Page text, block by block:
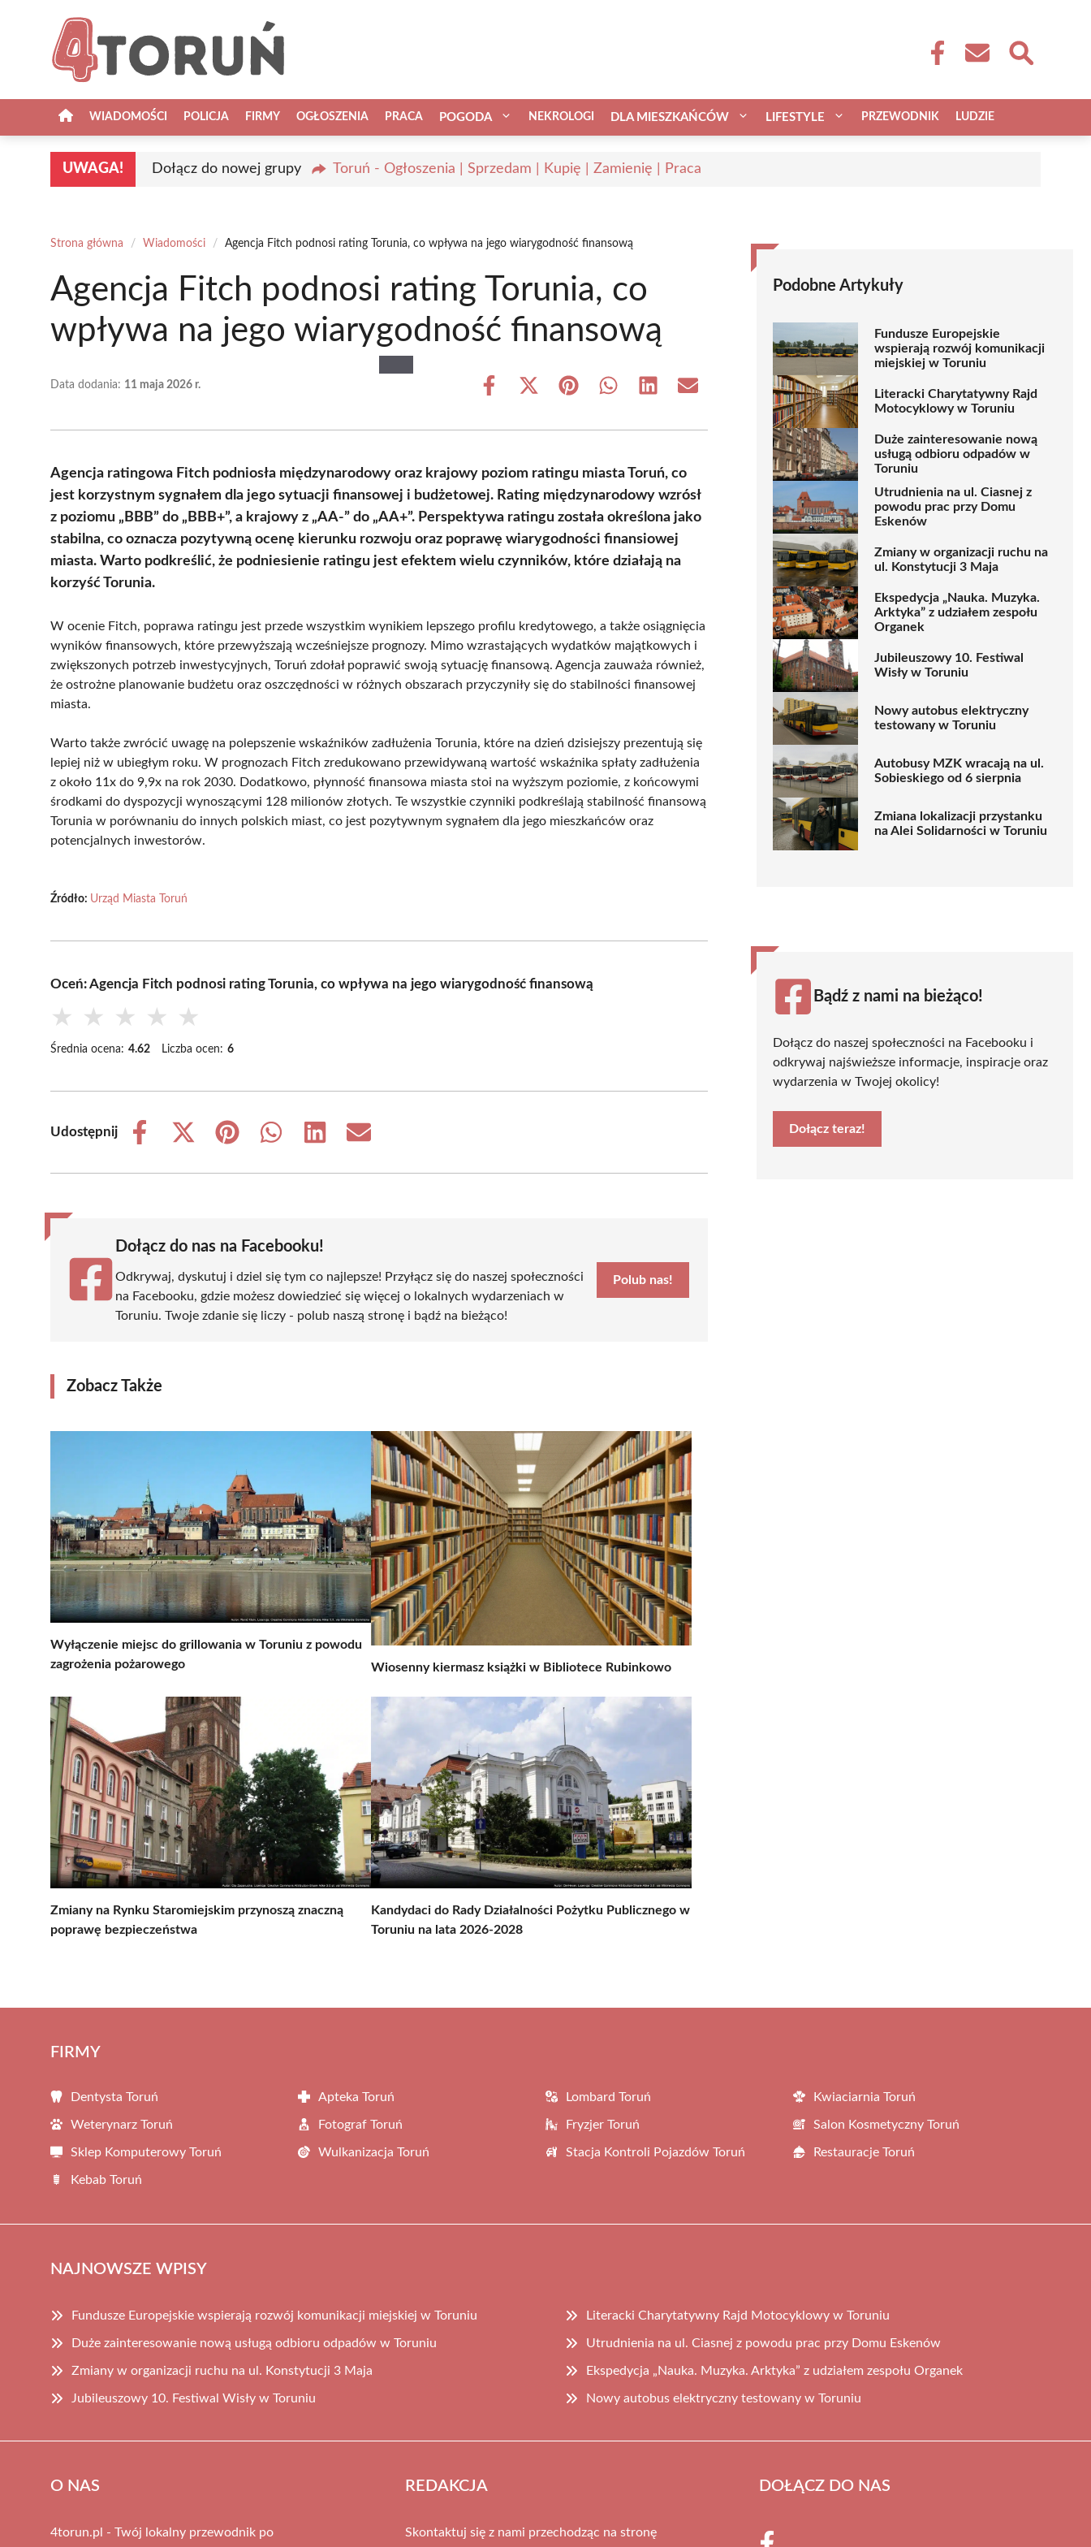
WIADOMOŚCI POLICJA FIRMY OGŁOSZENIA PRACA POGODA NEKROLOGI DLA MIESZKAŃCÓW LIFESTYLE PRZEWODNIK LUDZIE
UWAGA! Dołącz do nowej grupy Toruń - Ogłoszenia | Sprzedam | Kupię | Zamienię | Praca
Strona główna / Wiadomości / Agencja Fitch podnosi rating Torunia, co wpływa na jego wiarygodność finansową
Agencja Fitch podnosi rating Torunia, co
wpływa na jego wiarygodność finansową
Data dodania: 11 maja 2026 r.
Share
Share
(Twitter)
Share Share Share Share
Agencja ratingowa Fitch podniosła międzynarodowy oraz krajowy poziom ratingu miasta Toruń, co
jest korzystnym sygnałem dla jego sytuacji finansowej i budżetowej. Rating międzynarodowy wzrósł
z poziomu „BBB” do „BBB+”, a krajowy z „AA-” do „AA+”. Perspektywa ratingu została określona jako
stabilna, co oznacza pozytywną ocenę kierunku rozwoju oraz poprawę wiarygodności finansiowej
miasta. Warto podkreślić, że podniesienie ratingu jest efektem wielu czynników, które działają na
korzyść Torunia.
W ocenie Fitch, poprawa ratingu jest przede wszystkim wynikiem lepszego profilu kredytowego, a także osiągnięcia
wyników finansowych, które przewyższają wcześniejsze prognozy. Mimo wzrastających wydatków majątkowych i
zwiększonych potrzeb inwestycyjnych, Toruń zdołał poprawić swoją sytuację finansową. Agencja zauważa również,
że ostrożne planowanie budżetu oraz oszczędności w różnych obszarach przyczyniły się do stabilności finansowej
miasta.
Warto także zwrócić uwagę na polepszenie wskaźników zadłużenia Torunia, które na dzień dzisiejszy prezentują się
lepiej niż w ubiegłym roku. W prognozach Fitch zredukowano przewidywaną wartość wskaźnika spłaty zadłużenia
z około 11x do 9,9x na rok 2030. Dodatkowo, płynność finansowa miasta stoi na wyższym poziomie, z końcowymi
środkami do dyspozycji wynoszącymi 128 milionów złotych. Te wszystkie czynniki podkreślają stabilność finansową
Torunia w porównaniu do innych polskich miast, co jest pozytywnym sygnałem dla jego mieszkańców oraz
potencjalnych inwestorów.
Źródło: Urząd Miasta Toruń
Oceń: Agencja Fitch podnosi rating Torunia, co wpływa na jego wiarygodność finansową
★ ★ ★ ★ ★
Średnia ocena: 4.62 Liczba ocen: 6
Udostępnij
Share
Share
(Twitter)
Share
Share
Share
Share
Dołącz do nas na Facebooku!
Odkrywaj, dyskutuj i dziel się tym co najlepsze! Przyłącz się do naszej społeczności
na Facebooku, gdzie możesz dowiedzieć się więcej o lokalnych wydarzeniach w
Toruniu. Twoje zdanie się liczy - polub naszą stronę i bądź na bieżąco!
Polub nas!
Zobacz Także
Wyłączenie miejsc do grillowania w Toruniu z powodu
zagrożenia pożarowego
Wiosenny kiermasz książki w Bibliotece Rubinkowo
Zmiany na Rynku Staromiejskim przynoszą znaczną
poprawę bezpieczeństwa
Kandydaci do Rady Działalności Pożytku Publicznego w
Toruniu na lata 2026-2028
Podobne Artykuły
Fundusze Europejskie
wspierają rozwój komunikacji
miejskiej w Toruniu
Literacki Charytatywny Rajd
Motocyklowy w Toruniu
Duże zainteresowanie nową
usługą odbioru odpadów w
Toruniu
Utrudnienia na ul. Ciasnej z
powodu prac przy Domu
Eskenów
Zmiany w organizacji ruchu na
ul. Konstytucji 3 Maja
Ekspedycja „Nauka. Muzyka.
Arktyka” z udziałem zespołu
Organek
Jubileuszowy 10. Festiwal
Wisły w Toruniu
Nowy autobus elektryczny
testowany w Toruniu
Autobusy MZK wracają na ul.
Sobieskiego od 6 sierpnia
Zmiana lokalizacji przystanku
na Alei Solidarności w Toruniu
Bądź z nami na bieżąco!
Dołącz do naszej społeczności na Facebooku i
odkrywaj najświeższe informacje, inspiracje oraz
wydarzenia w Twojej okolicy!
Dołącz teraz!
FIRMY
Dentysta Toruń Apteka Toruń Lombard Toruń Kwiaciarnia Toruń
Weterynarz Toruń Fotograf Toruń Fryzjer Toruń Salon Kosmetyczny Toruń
Sklep Komputerowy Toruń Wulkanizacja Toruń Stacja Kontroli Pojazdów Toruń Restauracje Toruń
Kebab Toruń
NAJNOWSZE WPISY
Fundusze Europejskie wspierają rozwój komunikacji miejskiej w Toruniu Literacki Charytatywny Rajd Motocyklowy w Toruniu
Duże zainteresowanie nową usługą odbioru odpadów w Toruniu Utrudnienia na ul. Ciasnej z powodu prac przy Domu Eskenów
Zmiany w organizacji ruchu na ul. Konstytucji 3 Maja Ekspedycja „Nauka. Muzyka. Arktyka” z udziałem zespołu Organek
Jubileuszowy 10. Festiwal Wisły w Toruniu Nowy autobus elektryczny testowany w Toruniu
O NAS
4torun.pl - Twój lokalny przewodnik po
REDAKCJA
Skontaktuj się z nami przechodząc na stronę
DOŁĄCZ DO NAS